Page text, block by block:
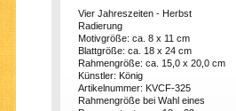
Vier Jahreszeiten - Herbst
Radierung
Motivgröße: ca. 8 x 11 cm
Blattgröße: ca. 18 x 24 cm
Rahmengröße: ca. 15,0 x 20,0 cm
Künstler: König
Artikelnummer: KVCF-325
Rahmengröße bei Wahl eines